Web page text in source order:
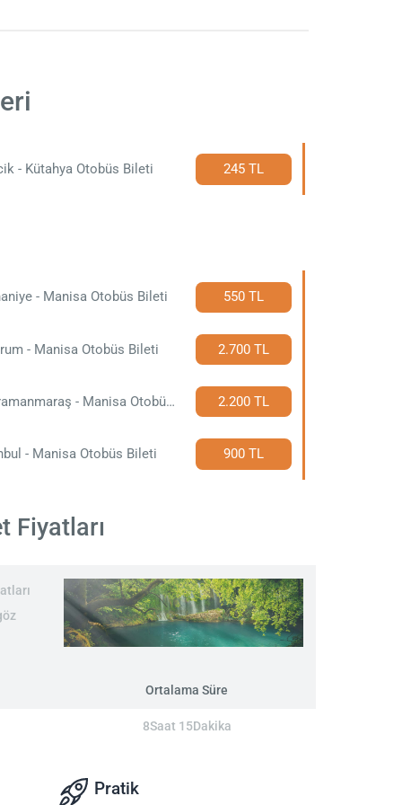
- Kütahya Otobüs Bileti 245 TL
- Manisa Otobüs Bileti 550 TL
- Manisa Otobüs Bileti 2.700 TL
Kahramanmaraş - Manisa Otobüs Bileti 2.200 TL
- Manisa Otobüs Bileti 900 TL
Fiyatları
Ortalama Süre
8Saat 15Dakika
Pratik